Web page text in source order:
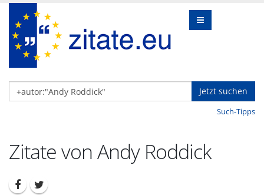
Jetzt suchen
Such-Tipps
Zitate von Andy Roddick